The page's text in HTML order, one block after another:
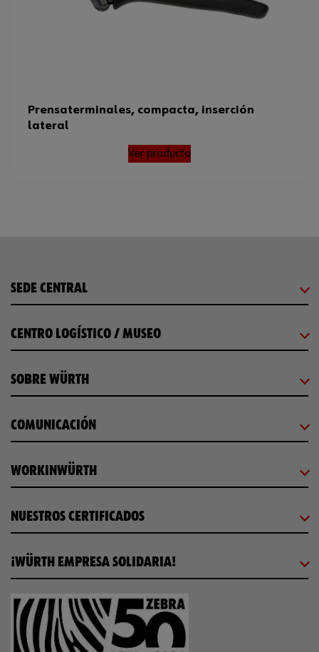
Prensaterminales, compacta, inserción
lateral
Ver producto
SEDE CENTRAL
CENTRO LOGÍSTICO / MUSEO
SOBRE WÜRTH
COMUNICACIÓN
WORKINWÜRTH
NUESTROS CERTIFICADOS
¡WÜRTH EMPRESA SOLIDARIA!